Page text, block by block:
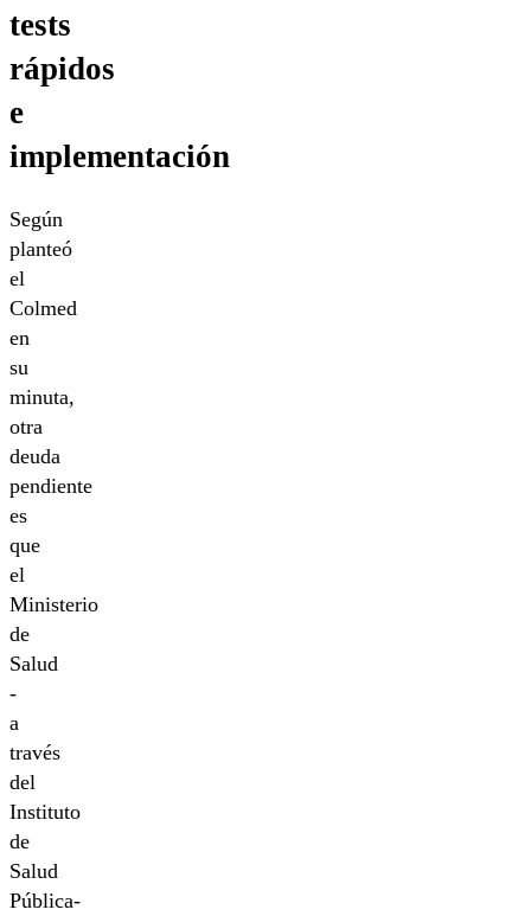
tests
rápidos
e
implementación
Según
planteó
el
Colmed
en
su
minuta,
otra
deuda
pendiente
es
que
el
Ministerio
de
Salud
-
a
través
del
Instituto
de
Salud
Pública-